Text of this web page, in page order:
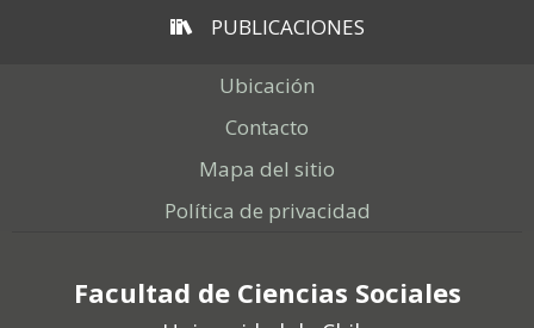
PUBLICACIONES
Ubicación
Contacto
Mapa del sitio
Política de privacidad
Facultad de Ciencias Sociales